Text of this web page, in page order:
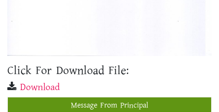
Click For Download File:
Download
Message From Principal